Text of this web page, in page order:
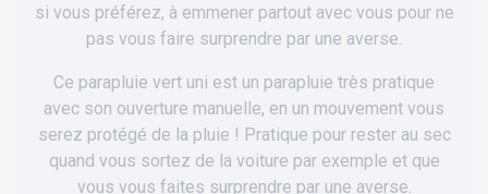
si vous préférez, à emmener partout avec vous pour ne
pas vous faire surprendre par une averse.
Ce parapluie vert uni est un parapluie très pratique
avec son ouverture manuelle, en un mouvement vous
serez protégé de la pluie ! Pratique pour rester au sec
quand vous sortez de la voiture par exemple et que
vous vous faites surprendre par une averse.